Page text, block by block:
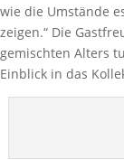
wie die Umstände
zeigen.“ Die
gemischten Alters
Einblick in das